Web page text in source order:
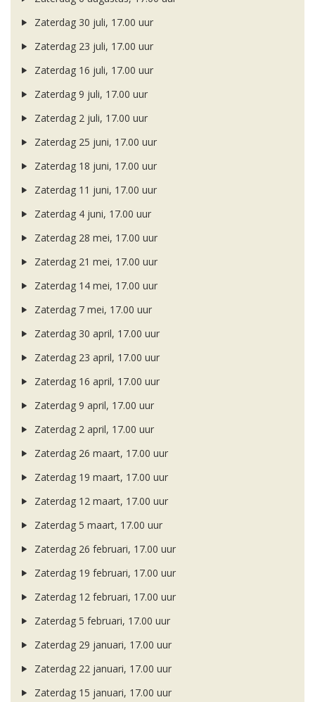
Zaterdag 30 juli, 17.00 uur
Zaterdag 23 juli, 17.00 uur
Zaterdag 16 juli, 17.00 uur
Zaterdag 9 juli, 17.00 uur
Zaterdag 2 juli, 17.00 uur
Zaterdag 25 juni, 17.00 uur
Zaterdag 18 juni, 17.00 uur
Zaterdag 11 juni, 17.00 uur
Zaterdag 4 juni, 17.00 uur
Zaterdag 28 mei, 17.00 uur
Zaterdag 21 mei, 17.00 uur
Zaterdag 14 mei, 17.00 uur
Zaterdag 7 mei, 17.00 uur
Zaterdag 30 april, 17.00 uur
Zaterdag 23 april, 17.00 uur
Zaterdag 16 april, 17.00 uur
Zaterdag 9 april, 17.00 uur
Zaterdag 2 april, 17.00 uur
Zaterdag 26 maart, 17.00 uur
Zaterdag 19 maart, 17.00 uur
Zaterdag 12 maart, 17.00 uur
Zaterdag 5 maart, 17.00 uur
Zaterdag 26 februari, 17.00 uur
Zaterdag 19 februari, 17.00 uur
Zaterdag 12 februari, 17.00 uur
Zaterdag 5 februari, 17.00 uur
Zaterdag 29 januari, 17.00 uur
Zaterdag 22 januari, 17.00 uur
Zaterdag 15 januari, 17.00 uur